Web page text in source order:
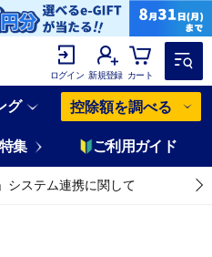
ログイン 新規登録 カート
グ 控除額を調べる
特集 ご利用ガイド
システム連携に関して